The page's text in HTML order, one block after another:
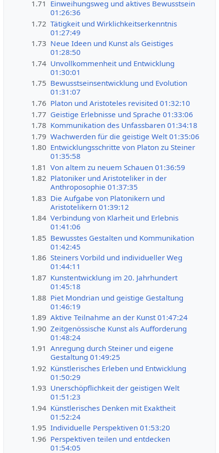
1.71 Einweihungsweg und aktives Bewusstsein
01:26:36
1.72 Tätigkeit und Wirklichkeitserkenntnis
01:27:49
1.73 Neue Ideen und Kunst als Geistiges
01:28:50
1.74 Unvollkommenheit und Entwicklung
01:30:01
1.75 Bewusstseinsentwicklung und Evolution
01:31:07
1.76 Platon und Aristoteles revisited 01:32:10
1.77 Geistige Erlebnisse und Sprache 01:33:06
1.78 Kommunikation des Unfassbaren 01:34:18
1.79 Wachwerden für die geistige Welt 01:35:06
1.80 Entwicklungsschritte von Platon zu Steiner
01:35:58
1.81 Von altem zu neuem Schauen 01:36:59
1.82 Platoniker und Aristoteliker in der
Anthroposophie 01:37:35
1.83 Die Aufgabe von Platonikern und
Aristotelikern 01:39:12
1.84 Verbindung von Klarheit und Erlebnis
01:41:06
1.85 Bewusstes Gestalten und Kommunikation
01:42:45
1.86 Steiners Vorbild und individueller Weg
01:44:11
1.87 Kunstentwicklung im 20. Jahrhundert
01:45:18
1.88 Piet Mondrian und geistige Gestaltung
01:46:19
1.89 Aktive Teilnahme an der Kunst 01:47:24
1.90 Zeitgenössische Kunst als Aufforderung
01:48:24
1.91 Anregung durch Steiner und eigene
Gestaltung 01:49:25
1.92 Künstlerisches Erleben und Entwicklung
01:50:29
1.93 Unerschöpflichkeit der geistigen Welt
01:51:23
1.94 Künstlerisches Denken mit Exaktheit
01:52:24
1.95 Individuelle Perspektiven 01:53:20
1.96 Perspektiven teilen und entdecken
01:54:05